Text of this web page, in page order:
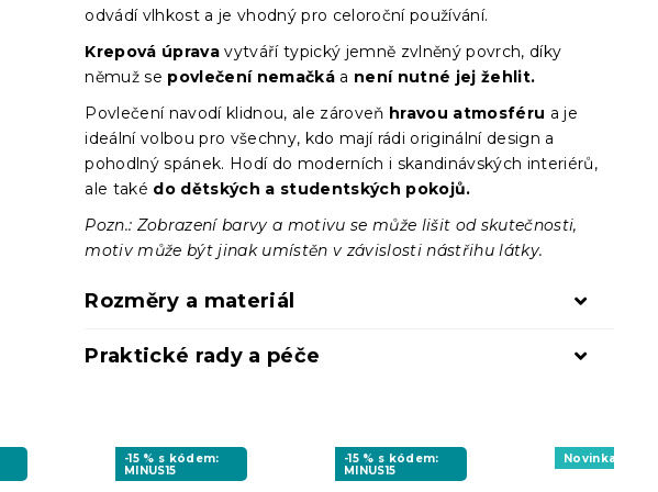
odvádí vlhkost a je vhodný pro celoroční používání.
Krepová úprava vytváří typický jemně zvlněný povrch, díky
němuž se povlečení nemačká a není nutné jej žehlit.
Povlečení navodí klidnou, ale zároveň hravou atmosféru a je
ideální volbou pro všechny, kdo mají rádi originální design a
pohodlný spánek. Hodí do moderních i skandinávských interiérů,
ale také do dětských a studentských pokojů.
Pozn.: Zobrazení barvy a motivu se může lišit od skutečnosti,
motiv může být jinak umístěn v závislosti nástřihu látky.
Rozměry a materiál
Praktické rady a péče
-15 % s kódem:
MINUS15
-15 % s kódem:
MINUS15
Novinka